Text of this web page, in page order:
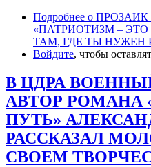
Подробнее о
«ПАТРИОТИЗМ –
ТАМ, ГДЕ ТЫ НУЖЕН
Войдите, чтобы
В ЦДРА
АВТОР
ПУТЬ»
РАССКАЗАЛ
СВОЕМ